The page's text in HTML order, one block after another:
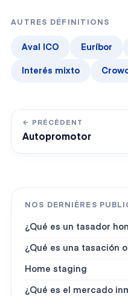
AUTRES DÉFINITIONS
Aval ICO Euríbor
Interés mixto
← PRÉCÉDENT
Autopromotor
NOS DERNIÈRES
¿Qué es un tasador
¿Qué es una tasación
Home staging
¿Qué es el mercado